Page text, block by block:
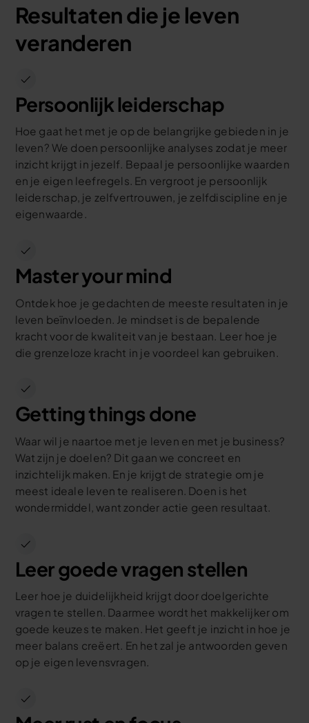
Resultaten die je leven
veranderen
Persoonlijk leiderschap
Hoe gaat het met je op de belangrijke gebieden in je
leven? We doen persoonlijke analyses zodat je meer
inzicht krijgt in jezelf. Bepaal je persoonlijke waarden
en je eigen leefregels. En vergroot je persoonlijk
leiderschap, je zelfvertrouwen, je zelfdiscipline en je
eigenwaarde.
Master your mind
Ontdek hoe je gedachten de meeste resultaten in je
leven beïnvloeden. Je mindset is de bepalende
kracht voor de kwaliteit van je bestaan. Leer hoe je
die grenzeloze kracht in je voordeel kan gebruiken.
Getting things done
Waar wil je naartoe met je leven en met je business?
Wat zijn je doelen? Dit gaan we concreet en
inzichtelijk maken. En je krijgt de strategie om je
meest ideale leven te realiseren. Doen is het
wondermiddel, want zonder actie geen resultaat.
Leer goede vragen stellen
Leer hoe je duidelijkheid krijgt door doelgerichte
vragen te stellen. Daarmee wordt het makkelijker om
goede keuzes te maken. Het geeft je inzicht in hoe je
meer balans creëert. En het zal je antwoorden geven
op je eigen levensvragen.